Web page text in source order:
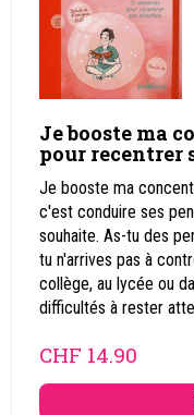
Je booste ma
pour recentrer
Je booste ma
c'est conduire ses
souhaite. As-tu des
tu n'arrives pas à
collège, au lycée ou
difficultés à rester
CHF 14.90